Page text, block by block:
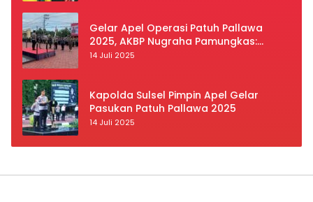
Gelar Apel Operasi Patuh Pallawa
2025, AKBP Nugraha Pamungkas:
Kedisiplinan dan Keselamatan Jadi
14 Juli 2025
Kapolda Sulsel Pimpin Apel Gelar
Pasukan Patuh Pallawa 2025
14 Juli 2025